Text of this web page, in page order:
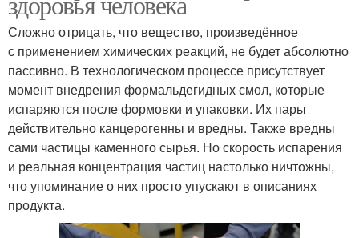
Сложно отрицать, что вещество, произведённое
с применением химических реакций, не будет абсолютно
пассивно. В технологическом процессе присутствует
момент внедрения формальдегидных смол, которые
испаряются после формовки и упаковки. Их пары
действительно канцерогенны и вредны. Также вредны
сами частицы каменного сырья. Но скорость испарения
и реальная концентрация частиц настолько ничтожны,
что упоминание о них просто упускают в описаниях
продукта.